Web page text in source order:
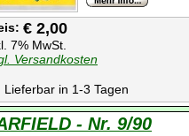
€ 2,00
7% MwSt.
Versandkosten
Lieferbar in 1-3 Tagen
- Nr. 9/90